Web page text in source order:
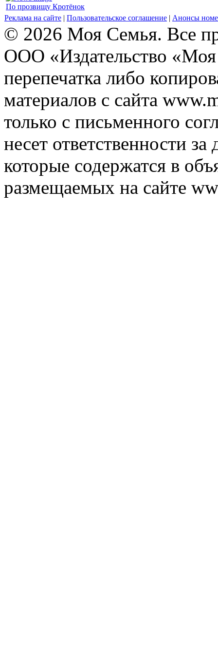
По прозвищу Кротёнок
Реклама на сайте | Пользовательское соглашение | Анонсы
© 2026 Моя Семья. Все
ООО «Издательство
перепечатка либо
материалов с сайта
только с письменного
несет ответственности
которые содержатся в
размещаемых на сайте